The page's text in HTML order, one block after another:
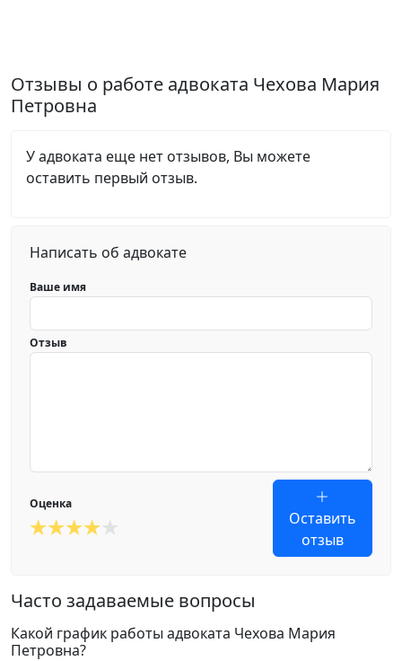
Отзывы о работе адвоката Чехова Мария
Петровна
У адвоката еще нет отзывов, Вы можете
оставить первый отзыв.
Написать об адвокате
Ваше имя
Отзыв
Оценка
Оставить
отзыв
Часто задаваемые вопросы
Какой график работы адвоката Чехова Мария
Петровна?